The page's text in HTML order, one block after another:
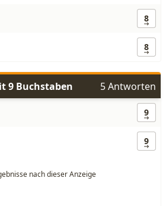
8
8
9 Buchstaben
5 Antworten
9
9